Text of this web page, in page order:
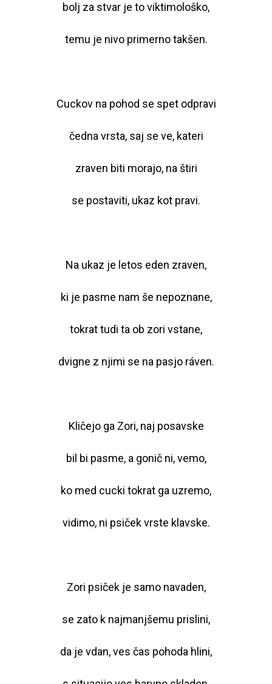
bolj za stvar je to viktimološko,
temu je nivo primerno takšen.
Cuckov na pohod se spet odpravi
čedna vrsta, saj se ve, kateri
zraven biti morajo, na štiri
se postaviti, ukaz kot pravi.
Na ukaz je letos eden zraven,
ki je pasme nam še nepoznane,
tokrat tudi ta ob zori vstane,
dvigne z njimi se na pasjo ráven.
Kličejo ga Zori, naj posavske
bil bi pasme, a gonič ni, vemo,
ko med cucki tokrat ga uzremo,
vidimo, ni psiček vrste klavske.
Zori psiček je samo navaden,
se zato k najmanjšemu prislini,
da je vdan, ves čas pohoda hlini,